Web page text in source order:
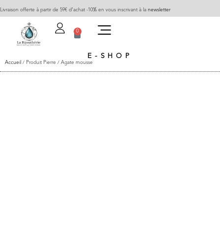
Livraison offerte à partir de 59€ d’achat -10% en vous inscrivant à la newsletter
0
E-SHOP
Accueil / Produit Pierre / Agate mousse